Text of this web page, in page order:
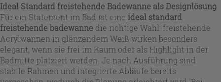
Ideal Standard freistehende Badewanne als Designlösung
Für ein Statement im Bad ist eine ideal standard
freistehende badewanne die richtige Wahl: freistehende
Acrylwannen in glänzendem Weiß wirken besonders
elegant, wenn sie frei im Raum oder als Highlight in der
Badmitte platziert werden. Je nach Ausführung sind
stabile Rahmen und integrierte Abläufe bereits